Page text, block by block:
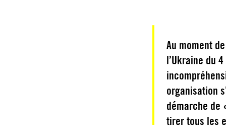
Au moment
l’Ukraine du
organisation
démarche de
tirer tous les